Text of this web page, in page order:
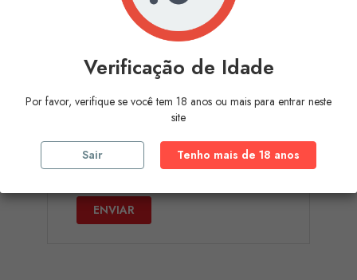
ESCOLHER FICHEIRO
opcional
Mensagem
Verificação de Idade
Por favor, verifique se você tem 18 anos ou mais para entrar neste
site
Sair Tenho mais de 18 anos